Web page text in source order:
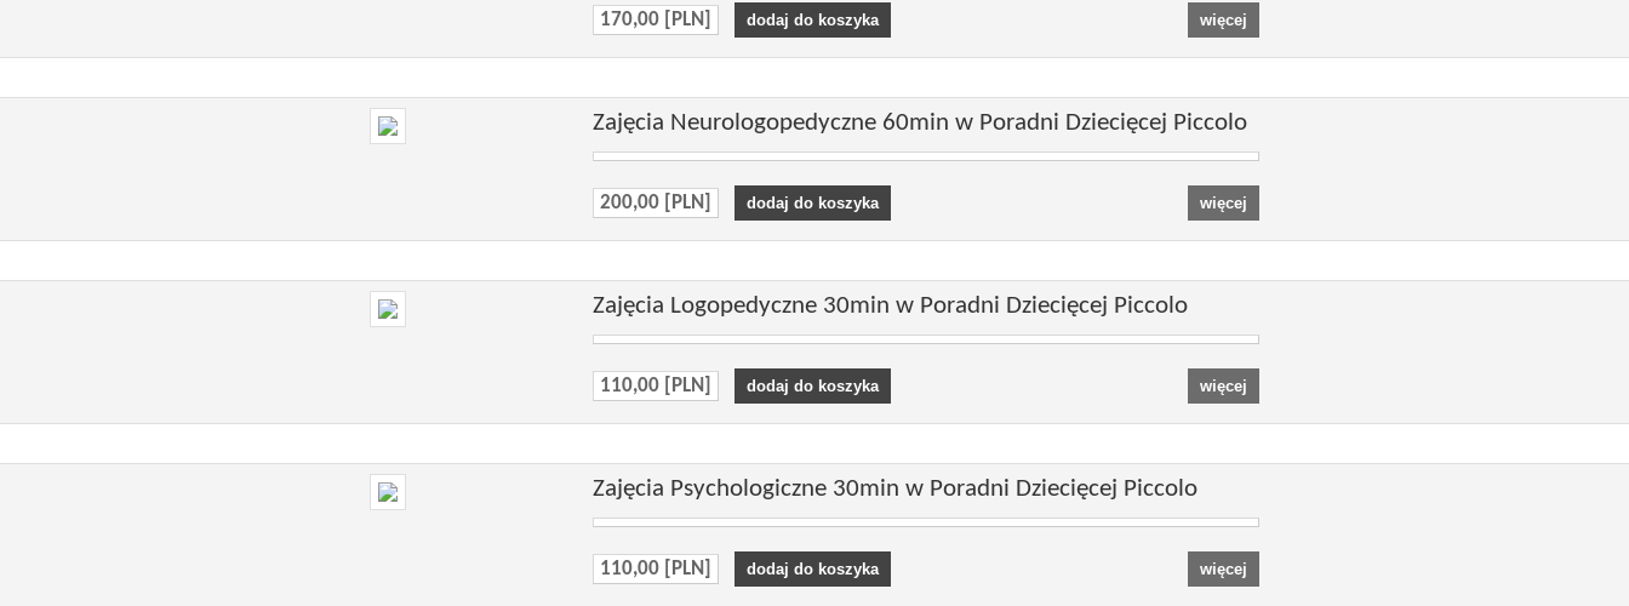
170,00 [PLN]
Zajęcia Neurologopedyczne 60min w Poradni Dziecięcej Piccolo
200,00 [PLN]
Zajęcia Logopedyczne 30min w Poradni Dziecięcej Piccolo
110,00 [PLN]
Zajęcia Psychologiczne 30min w Poradni Dziecięcej Piccolo
110,00 [PLN]